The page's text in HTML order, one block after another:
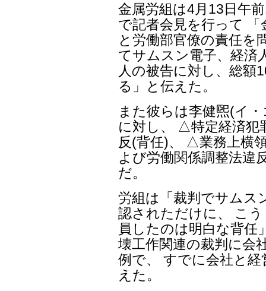
金属労組は4月13日午
で記者会見を行って
と労働部官僚の責任を
てサムスン電子、経済
人の被告に対し、総額
る」と伝えた。
また彼らは李健煕(イ
に対し、 △特定経済犯
反(背任)、 △業務上横
よび労働関係調整法違
だ。
労組は「裁判でサムス
認されただけに、 こ
員したのは明白な背任
壊工作関連の裁判に会
例で、 すでに会社と
えた。